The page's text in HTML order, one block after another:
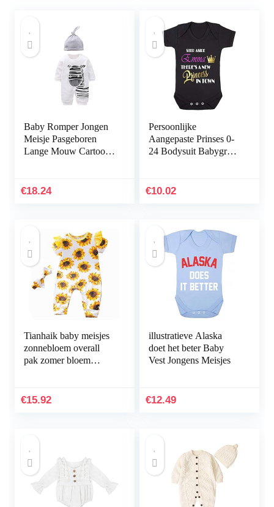
Baby Romper Jongen
Meisje Pasgeboren
Lange Mouw Cartoon
Maanden/59
€18.24
Persoonlijke
Aangepaste Prinses 0-
24 Bodysuit Babygrow
Verjaardagscadeau
€10.02
Tianhaik baby meisjes
zonnebloem overall
pak zomer bloem
pyjama Homewear +
€15.92
illustratieve Alaska
doet het beter Baby
Vest Jongens Meisjes
€12.49